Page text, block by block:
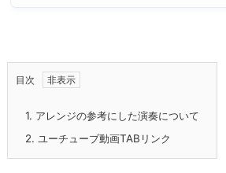
目次
1. アレンジの参考にした演奏について
2. ユーチューブ動画TABリンク